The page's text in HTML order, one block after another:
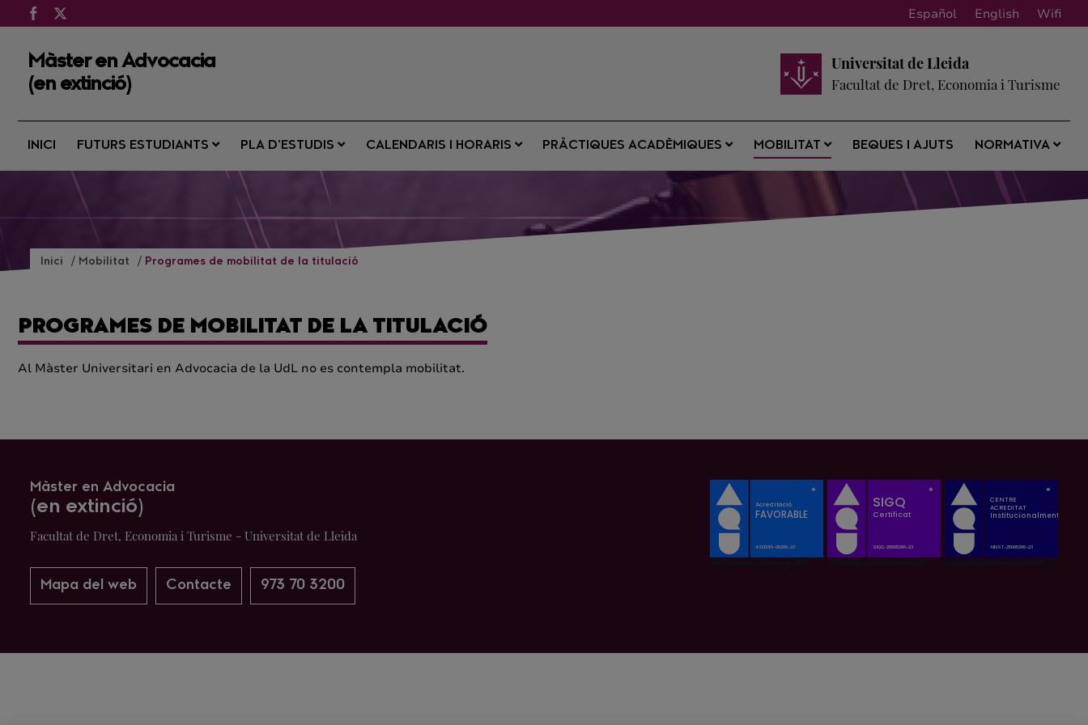
Español English Wifi
Màster en Advocacia
(en extinció)
Universitat de Lleida
Facultat de Dret, Economia i Turisme
INICI FUTURS ESTUDIANTS PLA D’ESTUDIS CALENDARIS I HORARIS PRÀCTIQUES ACADÈMIQUES MOBILITAT BEQUES I AJUTS NORMATIVA
Inici Mobilitat Programes de mobilitat de la titulació
PROGRAMES DE MOBILITAT DE LA TITULACIÓ
Al Màster Universitari en Advocacia de la UdL no es contempla mobilitat.
Màster en Advocacia
(en extinció)
Facultat de Dret, Economia i Turisme - Universitat de Lleida
Mapa del web Contacte 973 70 3200